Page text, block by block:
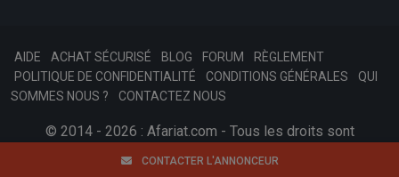
CONTACTER L'ANNONCEUR
AIDE ACHAT SÉCURISÉ BLOG FORUM
RÈGLEMENT
POLITIQUE DE CONFIDENTIALITÉ
CONDITIONS GÉNÉRALES
QUI
SOMMES NOUS ?
CONTACTEZ NOUS
© 2014 - 2026 : Afariat.com - Tous les droits sont
réservés.SKONSOFTTinast.fr